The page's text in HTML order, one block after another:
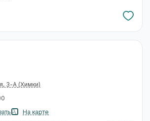
3-А (Химки)
На карте